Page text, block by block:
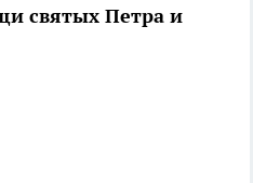
святых Петра и